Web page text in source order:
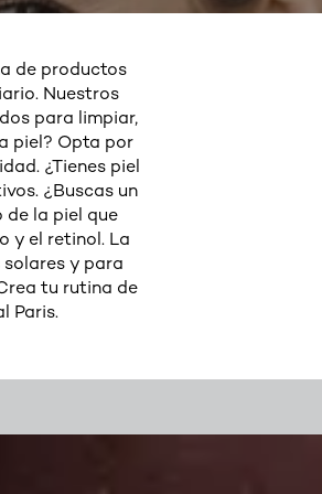
de productos
Nuestros
para limpiar,
piel? Opta por
¿Tienes piel
¿Buscas un
la piel que
y el retinol. La
y para
tu rutina de
Paris.